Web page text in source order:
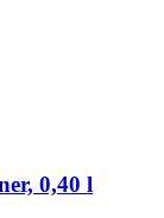
0,40 l